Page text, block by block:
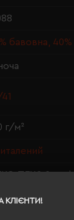
КЛІЄНТИ!
бавовна,
г/м²
TEX®